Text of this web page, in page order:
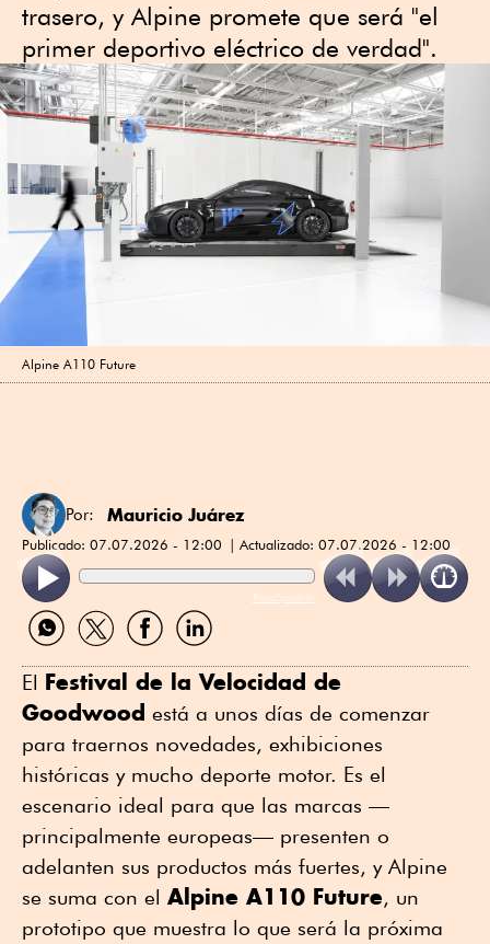
trasero, y Alpine promete que será "el
primer deportivo eléctrico de verdad".
Alpine A110 Future
Por: Mauricio Juárez
Publicado: 07.07.2026 - 12:00 Actualizado: 07.07.2026 - 12:00
ReadSpeaker
Compartir
por
Compartir
por
Compartir
por
Compartir
por
El Festival de la Velocidad de
Goodwood está a unos días de comenzar
para traernos novedades, exhibiciones
históricas y mucho deporte motor. Es el
escenario ideal para que las marcas —
principalmente europeas— presenten o
adelanten sus productos más fuertes, y Alpine
se suma con el Alpine A110 Future, un
prototipo que muestra lo que será la próxima